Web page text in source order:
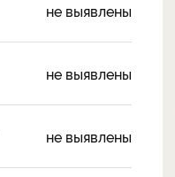
не выявлены
не выявлены
не выявлены